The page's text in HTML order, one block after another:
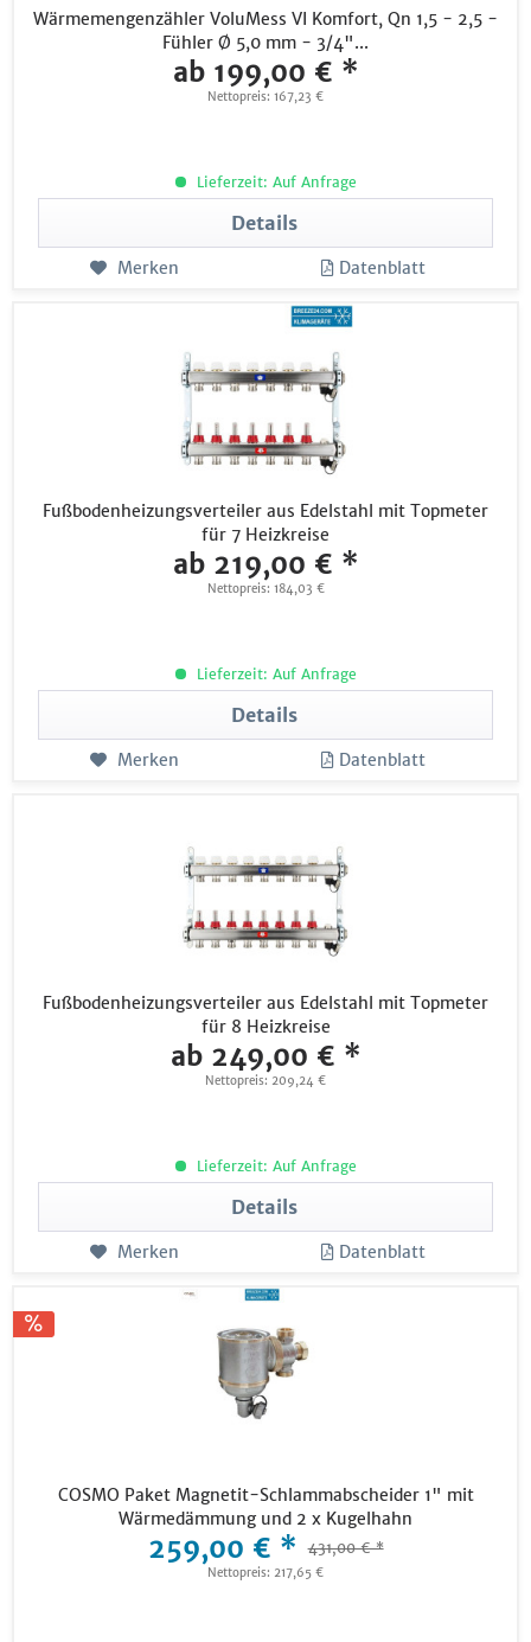
Wärmemengenzähler VoluMess VI Komfort, Qn 1,5 - 2,5 -
Fühler Ø 5,0 mm - 3/4"...
ab 199,00 € *
Nettopreis: 167,23 €
Lieferzeit: Auf Anfrage
Details
Merken Datenblatt
Fußbodenheizungsverteiler aus Edelstahl mit Topmeter
für 7 Heizkreise
ab 219,00 € *
Nettopreis: 184,03 €
Lieferzeit: Auf Anfrage
Details
Merken Datenblatt
Fußbodenheizungsverteiler aus Edelstahl mit Topmeter
für 8 Heizkreise
ab 249,00 € *
Nettopreis: 209,24 €
Lieferzeit: Auf Anfrage
Details
Merken Datenblatt
COSMO Paket Magnetit-Schlammabscheider 1" mit
Wärmedämmung und 2 x Kugelhahn
259,00 € * 431,00 € *
Nettopreis: 217,65 €